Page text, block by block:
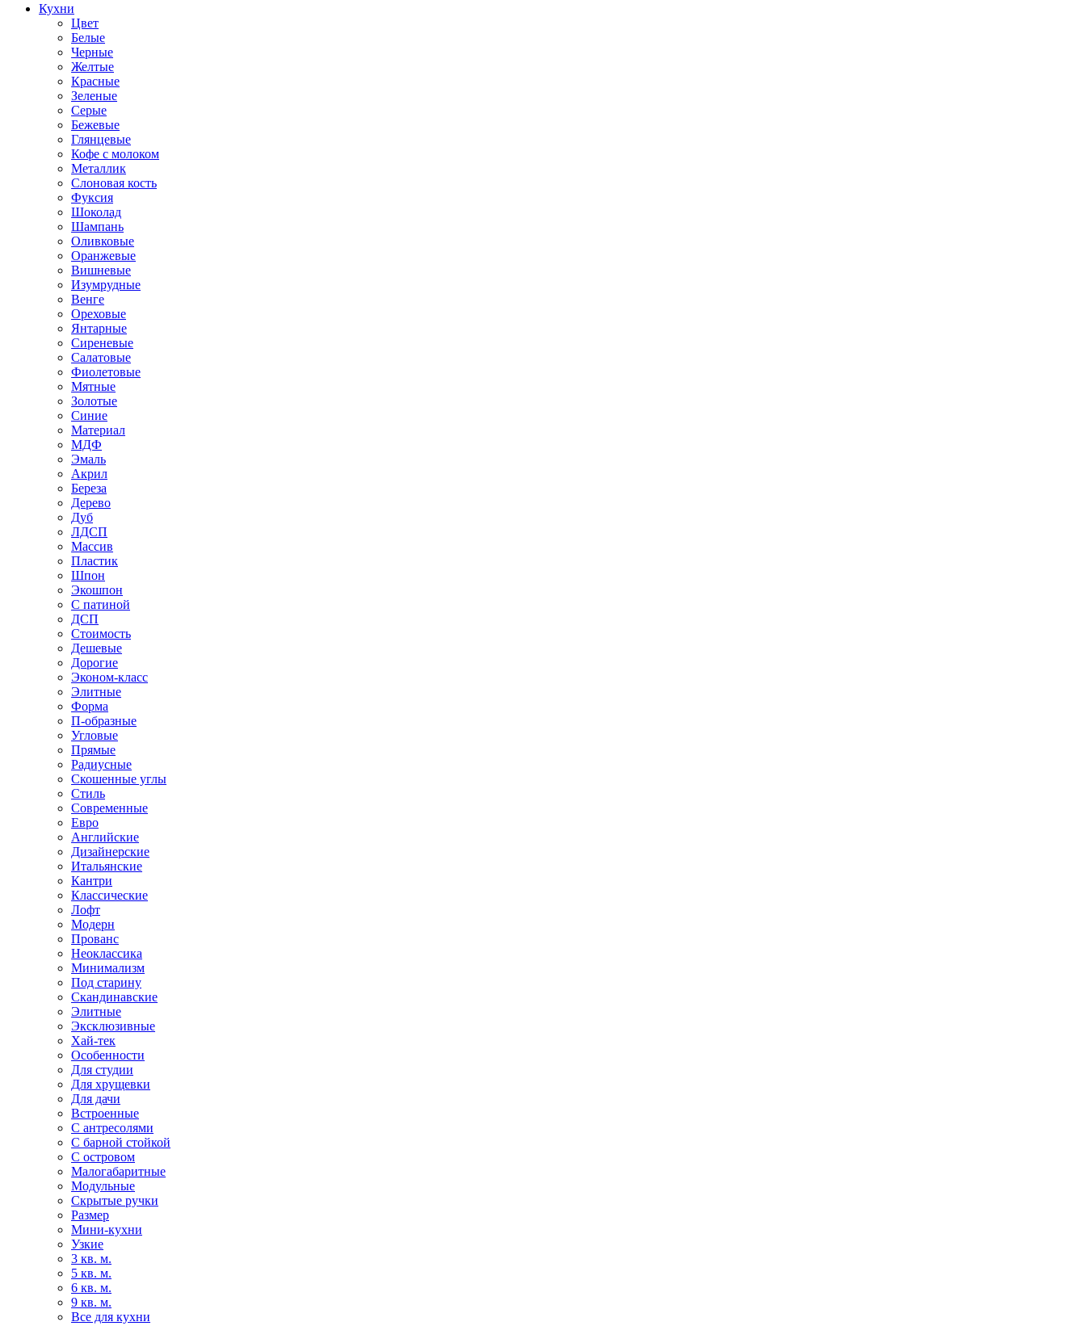
Кухни
Цвет
Белые
Черные
Желтые
Красные
Зеленые
Серые
Бежевые
Глянцевые
Кофе с молоком
Металлик
Слоновая кость
Фуксия
Шоколад
Шампань
Оливковые
Оранжевые
Вишневые
Изумрудные
Венге
Ореховые
Янтарные
Сиреневые
Салатовые
Фиолетовые
Мятные
Золотые
Синие
Материал
МДФ
Эмаль
Акрил
Береза
Дерево
Дуб
ЛДСП
Массив
Пластик
Шпон
Экошпон
С патиной
ДСП
Стоимость
Дешевые
Дорогие
Эконом-класс
Элитные
Форма
П-образные
Угловые
Прямые
Радиусные
Скошенные углы
Стиль
Современные
Евро
Английские
Дизайнерские
Итальянские
Кантри
Классические
Лофт
Модерн
Прованс
Неоклассика
Минимализм
Под старину
Скандинавские
Элитные
Эксклюзивные
Хай-тек
Особенности
Для студии
Для хрущевки
Для дачи
Встроенные
С антресолями
С барной стойкой
С островом
Малогабаритные
Модульные
Скрытые ручки
Размер
Мини-кухни
Узкие
3 кв. м.
5 кв. м.
6 кв. м.
9 кв. м.
Все для кухни